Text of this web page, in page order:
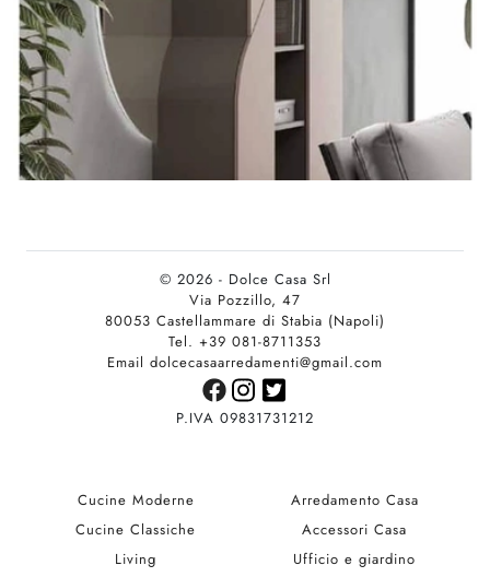
© 2026 - Dolce Casa Srl
Via Pozzillo, 47
80053 Castellammare di Stabia (Napoli)
Tel. +39 081-8711353
Email dolcecasaarredamenti@gmail.com
P.IVA 09831731212
Cucine Moderne
Cucine Classiche
Living
Arredamento Casa
Accessori Casa
Ufficio e giardino